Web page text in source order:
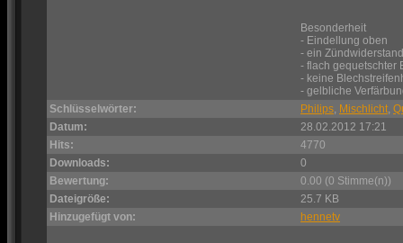
Besonderheit
- Eindellung oben
- ein
- flach gequetschter
- keine
- gelbliche
Schlüsselwörter:
Philips, Mischlicht,
Datum:
28.02.2012 17:21
Hits:
4770
Downloads:
0
Bewertung:
0.00 (0 Stimme(n))
Dateigröße:
25.7 KB
Hinzugefügt von:
hennetv